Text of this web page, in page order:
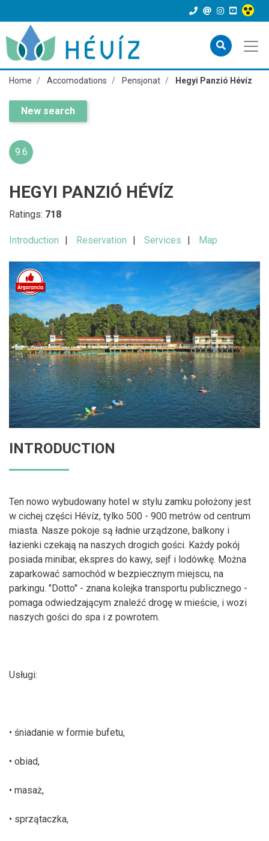
Home Accomodations Pensjonat Hegyi Panzió Hévíz
New search
9.6
HEGYI PANZIÓ HÉVÍZ
Ratings: 718
Introduction Reservation Services Map
INTRODUCTION
Ten nowo wybudowany hotel w stylu zamku położony jest
w cichej części Hévíz, tylko 500 - 900 metrów od centrum
miasta. Nasze pokoje są ładnie urządzone, balkony i
łazienki czekają na naszych drogich gości. Każdy pokój
posiada minibar, ekspres do kawy, sejf i lodówkę. Można
zaparkować samochód w bezpiecznym miejscu, na
parkingu. "Dotto" - znana kolejka transportu publicznego -
pomaga odwiedzającym znaleźć drogę w mieście, i wozi
naszych gości do spa i z powrotem.
Usługi:
• śniadanie w formie bufetu,
• obiad,
• masaż,
• sprzątaczka,